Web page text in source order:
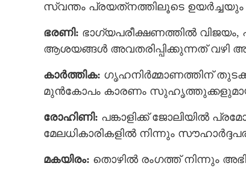
സ്വന്തം പ്രയത്‌നത്തിലൂടെ
ഭരണി: ഭാഗ്യപരീക്ഷണത്തില്‍
ആശയങ്ങള്‍ അവതരിപ്പിക്കുന്നത് വഴി
കാര്‍ത്തിക: ഗൃഹനിര്‍മ്മാണത്തിന്
മുന്‍കോപം കാരണം
രോഹിണി: പങ്കാളിക്ക് ജോലിയില്‍
മേലധികാരികളില്‍ നിന്നും
മകയിരം: തൊഴില്‍ രംഗത്ത് നിന്നും